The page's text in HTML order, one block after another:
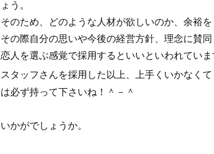
ょう。
そのため、どのような人材が欲しいのか、余裕
その際自分の思いや今後の経営方針、理念に賛
恋人を選ぶ感覚で採用するといいといわれていま
スタッフさんを採用した以上、上手くいかなく
は必ず持って下さいね！＾－＾
いかがでしょうか。